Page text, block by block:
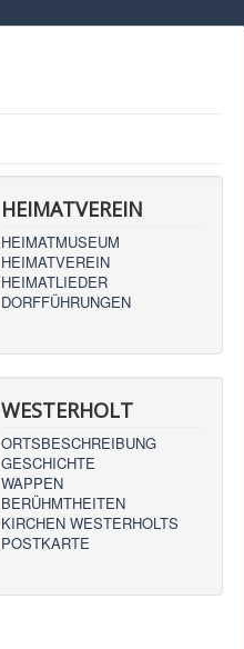
HEIMATVEREIN
HEIMATMUSEUM
HEIMATVEREIN
HEIMATLIEDER
DORFFÜHRUNGEN
WESTERHOLT
ORTSBESCHREIBUNG
GESCHICHTE
WAPPEN
BERÜHMTHEITEN
KIRCHEN WESTERHOLTS
POSTKARTE